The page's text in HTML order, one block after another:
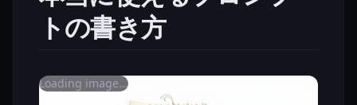
トの書き方
Loading image...